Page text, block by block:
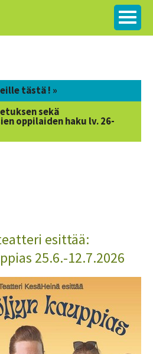
tästä ! »
sekä
oppilaiden haku lv. 26-
esittää:
25.6.-12.7.2026